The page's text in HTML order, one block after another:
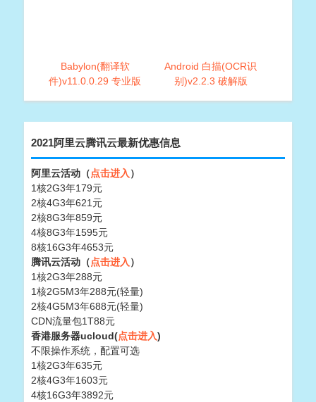
Babylon(翻译软
件)v11.0.0.29 专业版
Android 白描(OCR识
别)v2.2.3 破解版
2021阿里云腾讯云最新优惠信息
阿里云活动（点击进入）
1核2G3年179元
2核4G3年621元
2核8G3年859元
4核8G3年1595元
8核16G3年4653元
腾讯云活动（点击进入）
1核2G3年288元
1核2G5M3年288元(轻量)
2核4G5M3年688元(轻量)
CDN流量包1T88元
香港服务器ucloud(点击进入)
不限操作系统，配置可选
1核2G3年635元
2核4G3年1603元
4核16G3年3892元